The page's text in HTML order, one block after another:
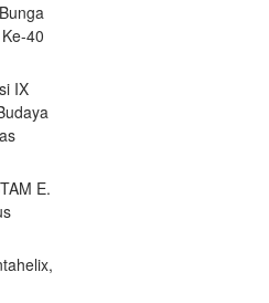
40
IX
E.